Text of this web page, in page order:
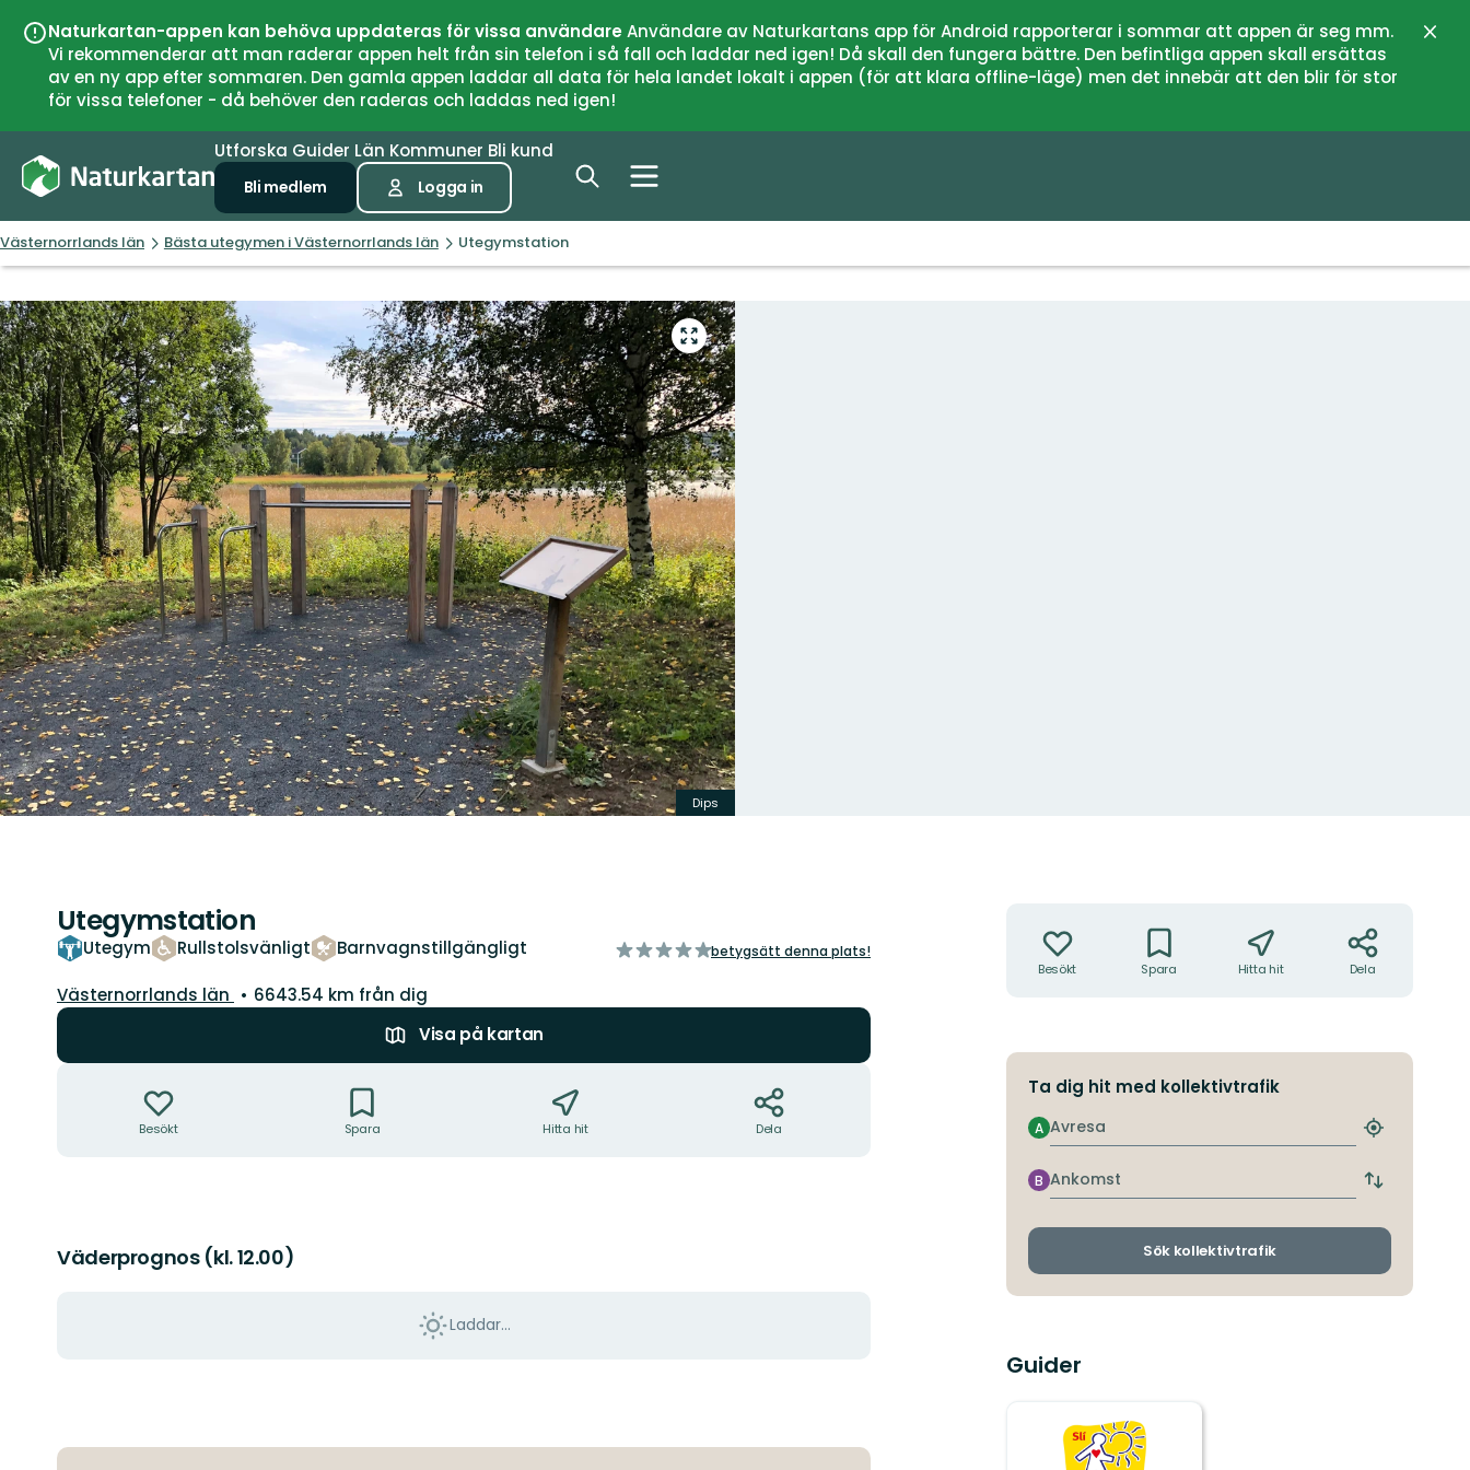
Naturkartan-appen kan behöva uppdateras för vissa användareAnvändare av Naturkartans app för Android rapporterar i sommar att appen är seg mm.
Vi rekommenderar att man raderar appen helt från sin telefon i så fall och laddar ned igen! Då skall den fungera bättre. Den befintliga appen skall ersättas
av en ny app efter sommaren. Den gamla appen laddar all data för hela landet lokalt i appen (för att klara offline-läge) men det innebär att den blir för stor
för vissa telefoner - då behöver den raderas och laddas ned igen!
Utforska Guider Län Kommuner Bli kund
Bli medlem Logga in
Västernorrlands län Bästa utegymen i Västernorrlands län Utegymstation
Gå
till
helskärmsläge
Dips
Utegymstation
Utegym Rullstolsvänligt Barnvagnstillgängligt
av
betygsätt denna plats!
Län:
Västernorrlands län
6643.54 km från dig
Visa på kartan
Besökt Spara Hitta hit Dela
Väderprognos (kl. 12.00)
Laddar...
Besökt Spara Hitta hit Dela
Ta dig hit med kollektivtrafik
Avresa
A
Hitta
hållplats
Ankomst
B
Byt
och
Sök kollektivtrafik
Guider